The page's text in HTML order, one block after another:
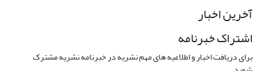
آخرین اخبار
اشتراک خبرنامه
برای دریافت اخبار و اطلاعیه های مهم نشریه در خبرنامه نشریه مشترک